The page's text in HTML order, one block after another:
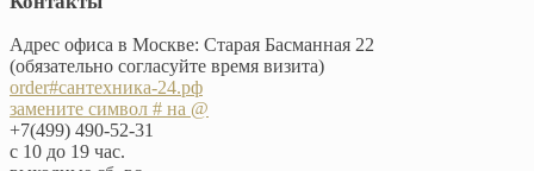
Адрес офиса в Москве: Старая Басманная 22
(обязательно согласуйте время визита)
order#сантехника-24.рф
замените символ # на @
+7(499) 490-52-31
с 10 до 19 час.